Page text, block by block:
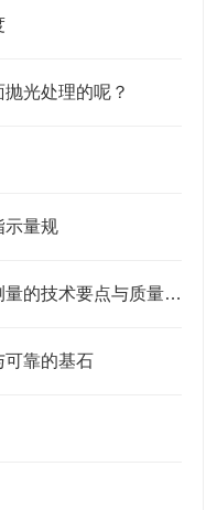
光处理的呢？
量规
精密工业装配的基石：内螺纹测量的技术要点与质量意义
可靠的基石